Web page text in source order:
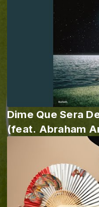
Dime Que Sera
(feat. Abraham